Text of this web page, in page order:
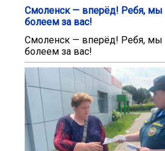
Смоленск — вперёд! Ребя, мы
болеем за вас!
Смоленск — вперёд! Ребя, мы
болеем за вас!